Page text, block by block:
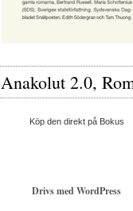
Anakolut 2.0,
Köp den direkt på Bokus
Drivs med WordPress